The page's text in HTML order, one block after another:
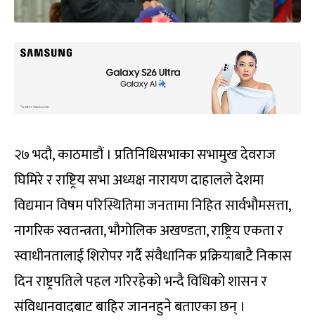
२७ भदौ, काठमाडौं । प्रतिनिधिसभाका सभामुख देवराज
घिमिरे र राष्ट्रिय सभा अध्यक्ष नारायण दाहालले देशमा
विद्यमान विषम परिस्थितिमा जनतामा निहित सार्वभौमसत्ता,
नागरिक स्वतन्त्रता, भौगोलिक अखण्डता, राष्ट्रिय एकता र
स्वाधीनतालाई शिरोपर गर्दै संवैधानिक प्रक्रियाबाटै निकास
दिन राष्ट्रपतिले पहल गरिरहेको भन्दै विधिको शासन र
संविधानवादबाट बाहिर जाननहुने बताएका छन् ।